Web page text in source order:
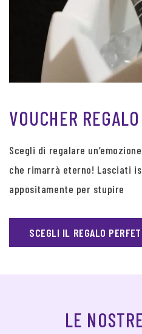
VOUCHER REGALO
Scegli di regalare
che rimarrà eterno! Lasciati
appositamente per stupire
SCEGLI IL REGALO
LE